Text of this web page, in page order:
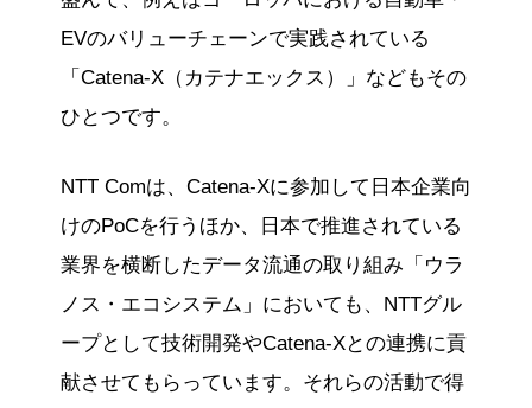
EVのバリューチェーンで実践されている
「Catena-X（カテナエックス）」などもその
ひとつです。
NTT Comは、Catena-Xに参加して日本企業向
けのPoCを行うほか、日本で推進されている
業界を横断したデータ流通の取り組み「ウラ
ノス・エコシステム」においても、NTTグル
ープとして技術開発やCatena-Xとの連携に貢
献させてもらっています。それらの活動で得